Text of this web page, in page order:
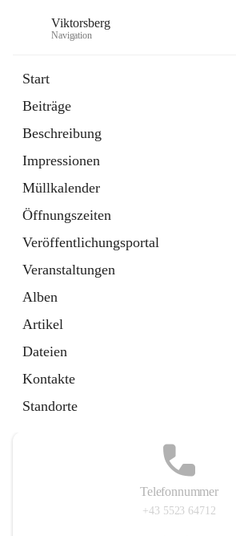
Viktorsberg
Navigation
Start
Beiträge
Beschreibung
Impressionen
Müllkalender
Öffnungszeiten
Veröffentlichungsportal
Veranstaltungen
Alben
Artikel
Dateien
Kontakte
Standorte
1 Schnellzugriff
Bürgerservice
10 Schnellzugriffe
Telefonnummer
+43 5523 64712